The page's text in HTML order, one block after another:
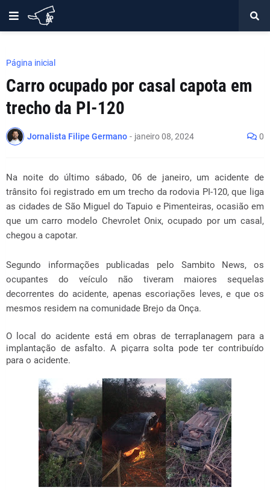
Página inicial
Carro ocupado por casal capota em
trecho da PI-120
Jornalista Filipe Germano - janeiro 08, 2024 0
Na noite do último sábado, 06 de janeiro, um acidente de
trânsito foi registrado em um trecho da rodovia PI-120, que liga
as cidades de São Miguel do Tapuio e Pimenteiras, ocasião em
que um carro modelo Chevrolet Onix, ocupado por um casal,
chegou a capotar.
Segundo informações publicadas pelo Sambito News, os
ocupantes do veículo não tiveram maiores sequelas
decorrentes do acidente, apenas escoriações leves, e que os
mesmos residem na comunidade Brejo da Onça.
O local do acidente está em obras de terraplanagem para a
implantação de asfalto. A piçarra solta pode ter contribuído
para o acidente.